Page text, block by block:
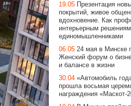
19.05 Презентация
покрытий, живое
вдохновение. Как
интерьерным
единомышленниками
06.05 24 мая в Минске
Женский форум о
и балансе в жизни
30.04 «Автомобиль
прошла восьмая
награждения «Маскот-